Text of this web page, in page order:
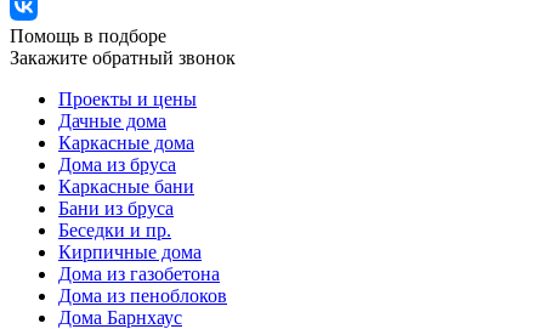
Помощь в подборе
Закажите обратный звонок
Проекты и цены
Дачные дома
Каркасные дома
Дома из бруса
Каркасные бани
Бани из бруса
Беседки и пр.
Кирпичные дома
Дома из газобетона
Дома из пеноблоков
Дома Барнхаус